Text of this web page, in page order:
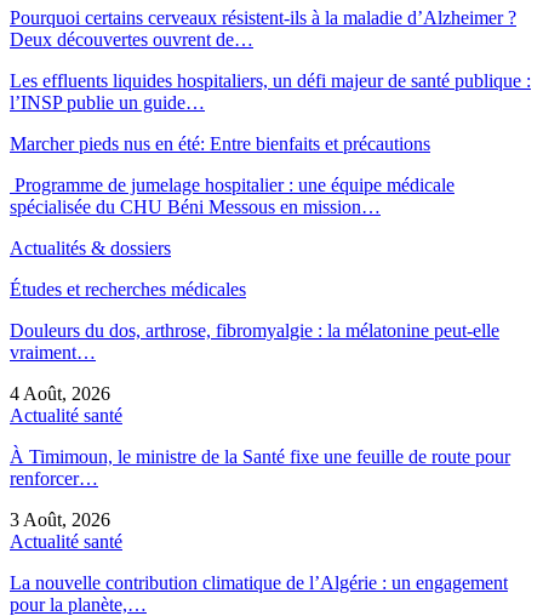
Pourquoi certains cerveaux résistent-ils à la maladie d’Alzheimer ?
Deux découvertes ouvrent de…
Les effluents liquides hospitaliers, un défi majeur de santé publique :
l’INSP publie un guide…
Marcher pieds nus en été: Entre bienfaits et précautions
Programme de jumelage hospitalier : une équipe médicale
spécialisée du CHU Béni Messous en mission…
Actualités & dossiers
Études et recherches médicales
Douleurs du dos, arthrose, fibromyalgie : la mélatonine peut-elle
vraiment…
4 Août, 2026
Actualité santé
À Timimoun, le ministre de la Santé fixe une feuille de route pour
renforcer…
3 Août, 2026
Actualité santé
La nouvelle contribution climatique de l’Algérie : un engagement
pour la planète,…